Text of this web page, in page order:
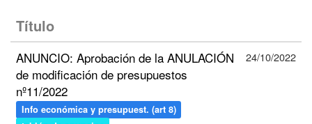
Título
ANUNCIO: Aprobación de la ANULACIÓN
de modificación de presupuestos
nº11/2022
Info económica y presupuest. (art 8)
24/10/2022